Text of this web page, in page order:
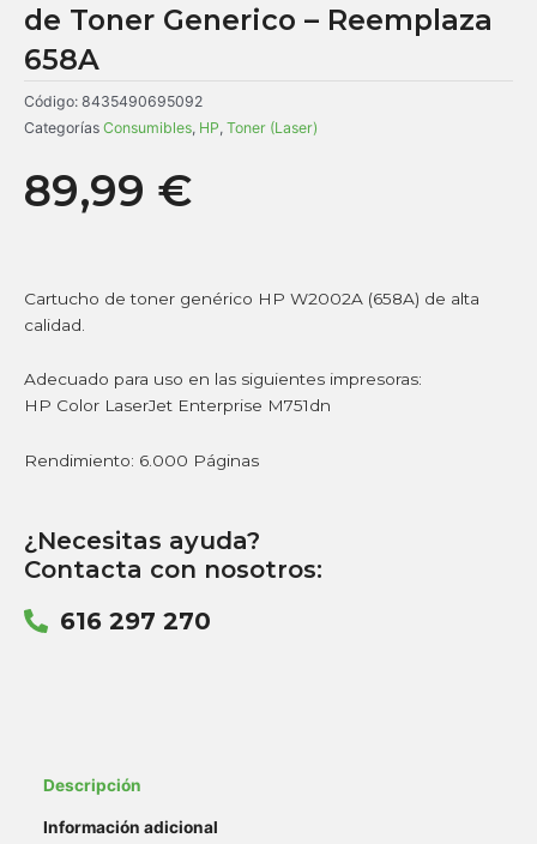
de Toner Generico – Reemplaza
658A
Código: 8435490695092
Categorías Consumibles, HP, Toner (Laser)
89,99 €
Cartucho de toner genérico HP W2002A (658A) de alta
calidad.
Adecuado para uso en las siguientes impresoras:
HP Color LaserJet Enterprise M751dn
Rendimiento: 6.000 Páginas
¿Necesitas ayuda?
Contacta con nosotros:
616 297 270
Descripción
Información adicional